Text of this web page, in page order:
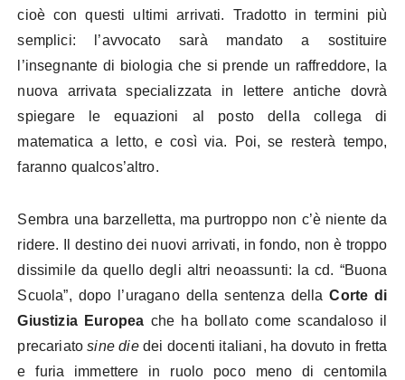
cioè con questi ultimi arrivati. Tradotto in termini più
semplici: l’avvocato sarà mandato a sostituire
l’insegnante di biologia che si prende un raffreddore, la
nuova arrivata specializzata in lettere antiche dovrà
spiegare le equazioni al posto della collega di
matematica a letto, e così via. Poi, se resterà tempo,
faranno qualcos’altro.
Sembra una barzelletta, ma purtroppo non c’è niente da
ridere. Il destino dei nuovi arrivati, in fondo, non è troppo
dissimile da quello degli altri neoassunti: la cd. “Buona
Scuola”, dopo l’uragano della sentenza dellaCorte di
Giustizia Europea che ha bollato come scandaloso il
precariatosine diedei docenti italiani, ha dovuto in fretta
e furia immettere in ruolo poco meno di centomila